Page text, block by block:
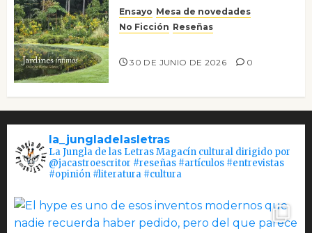
Ensayo Mesa de novedades
No Ficción Reseñas
30 DE JUNIO DE 2026 0
la_jungladelasletras
La Jungla de las Letras Magacín cultural dirigido por
@jacastroescritor #reseñas #artículos #entrevistas
#opinión #literatura #cultura